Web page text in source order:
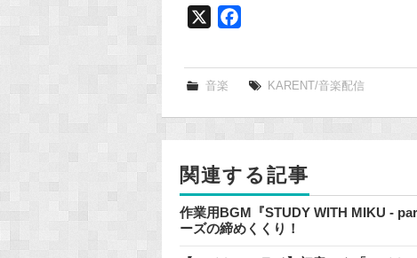
k
音楽 KARENT/音楽配信
関連する記事
作業用BGM『STUDY WITH MIKU -
ーズの締めくくり！